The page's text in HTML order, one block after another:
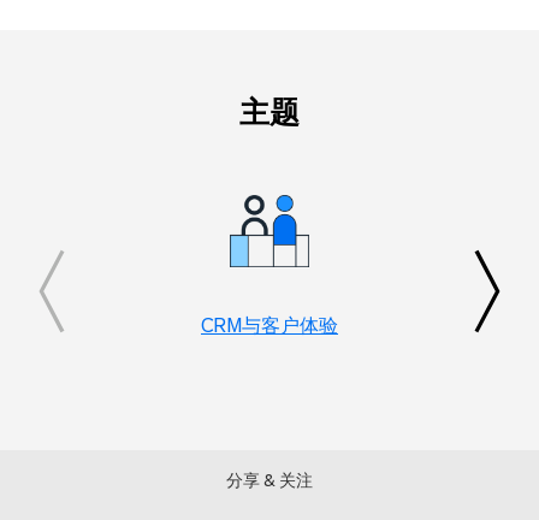
主题
CRM与客户体验
分享 & 关注